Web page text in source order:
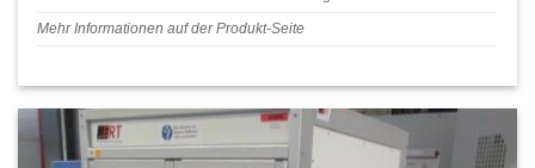
Mehr Informationen auf der Produkt-Seite